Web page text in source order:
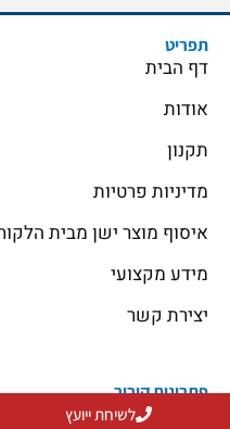
תפריט
דף הבית
אודות
תקנון
מדיניות פרטיות
איסוף מוצר ישן מבית
מידע מקצועי
יצירת קשר
פתרונות קירור
פתרונות קירורלשיחת ייועץ